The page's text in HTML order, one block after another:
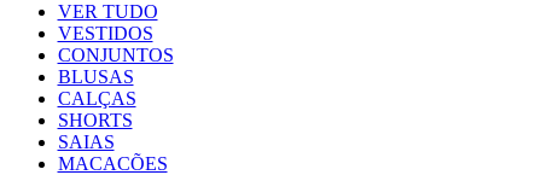
VER TUDO
VESTIDOS
CONJUNTOS
BLUSAS
CALÇAS
SHORTS
SAIAS
MACACÕES